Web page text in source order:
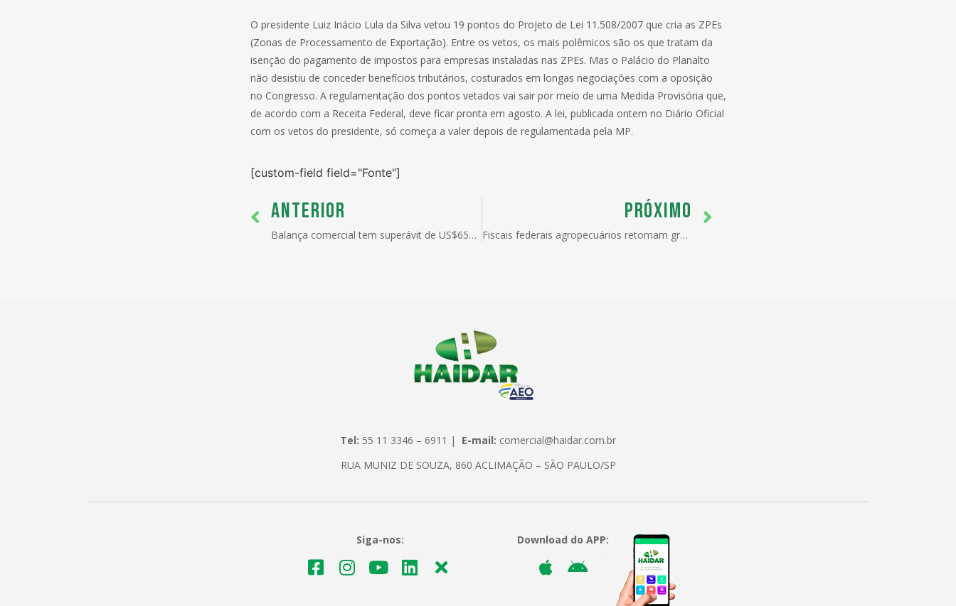
O presidente Luiz Inácio Lula da Silva vetou 19 pontos do Projeto de Lei 11.508/2007 que cria as ZPEs
(Zonas de Processamento de Exportação). Entre os vetos, os mais polêmicos são os que tratam da
isenção do pagamento de impostos para empresas instaladas nas ZPEs. Mas o Palácio do Planalto
não desistiu de conceder benefícios tributários, costurados em longas negociações com a oposição
no Congresso. A regulamentação dos pontos vetados vai sair por meio de uma Medida Provisória que,
de acordo com a Receita Federal, deve ficar pronta em agosto. A lei, publicada ontem no Diário Oficial
com os vetos do presidente, só começa a valer depois de regulamentada pela MP.
[custom-field field="Fonte"]
ANTERIOR
Balança comercial tem superávit de US$651 mi na 3a semana do mês
PRÓXIMO
Fiscais federais agropecuários retomam greve
Tel: 55 11 3346 – 6911 | E-mail: comercial@haidar.com.br
RUA MUNIZ DE SOUZA, 860 ACLIMAÇÃO – SÃO PAULO/SP
Siga-nos: Download do APP: